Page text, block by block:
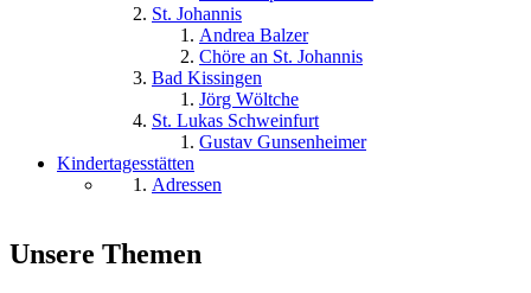
St. Johannis
Andrea Balzer
Chöre an St. Johannis
Bad Kissingen
Jörg Wöltche
St. Lukas Schweinfurt
Gustav Gunsenheimer
Kindertagesstätten
Adressen
Unsere Themen